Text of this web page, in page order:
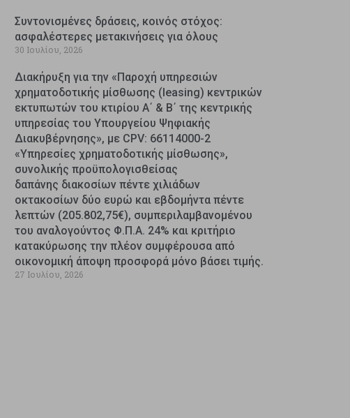
Συντονισμένες δράσεις, κοινός στόχος:
ασφαλέστερες μετακινήσεις για όλους
30 Ιουλίου, 2026
Διακήρυξη για την «Παροχή υπηρεσιών
χρηματοδοτικής μίσθωσης (leasing) κεντρικών
εκτυπωτών του κτιρίου Α΄ & Β΄ της κεντρικής
υπηρεσίας του Υπουργείου Ψηφιακής
Διακυβέρνησης», με CPV: 66114000-2
«Υπηρεσίες χρηματοδοτικής μίσθωσης»,
συνολικής προϋπολογισθείσας
δαπάνης διακοσίων πέντε χιλιάδων
οκτακοσίων δύο ευρώ και εβδομήντα πέντε
λεπτών (205.802,75€), συμπεριλαμβανομένου
του αναλογούντος Φ.Π.Α. 24% και κριτήριο
κατακύρωσης την πλέον συμφέρουσα από
οικονομική άποψη προσφορά μόνο βάσει τιμής.
27 Ιουλίου, 2026